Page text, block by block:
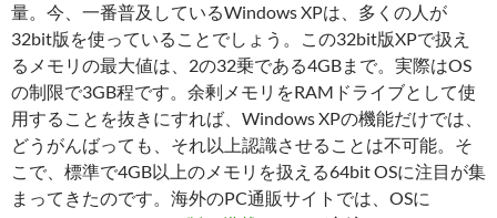
量。今、一番普及しているWindows XPは、多くの人が
32bit版を使っていることでしょう。この32bit版XPで扱え
るメモリの最大値は、2の32乗である4GBまで。実際はOS
の制限で3GB程です。余剰メモリをRAMドライブとして使
用することを抜きにすれば、Windows XPの機能だけでは、
どうがんばっても、それ以上認識させることは不可能。そ
こで、標準で4GB以上のメモリを扱える64bit OSに注目が集
まってきたのです。海外のPC通販サイトでは、OSに